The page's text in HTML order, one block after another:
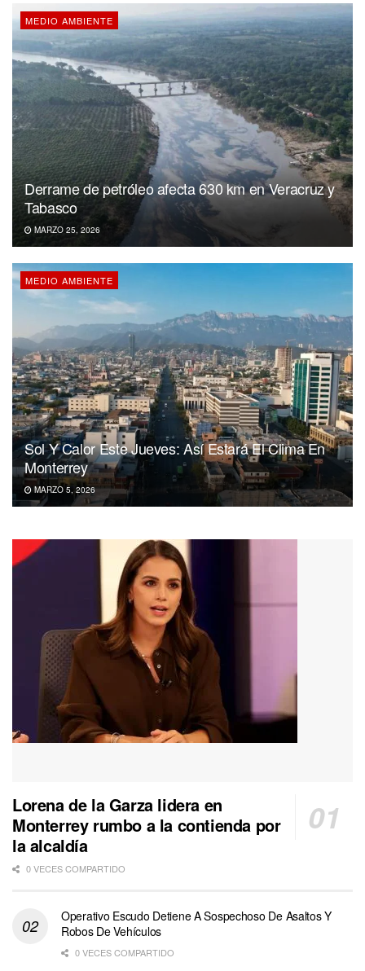
MEDIO AMBIENTE
Derrame de petróleo afecta 630 km en Veracruz y
Tabasco
MARZO 25, 2026
MEDIO AMBIENTE
Sol Y Calor Este Jueves: Así Estará El Clima En
Monterrey
MARZO 5, 2026
Lorena de la Garza lidera en
Monterrey rumbo a la contienda por
la alcaldía
0 VECES COMPARTIDO
Operativo Escudo Detiene A Sospechoso De Asaltos Y
Robos De Vehículos
0 VECES COMPARTIDO